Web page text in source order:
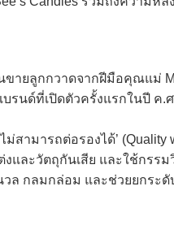
ายลูกกวาดจากฝีมือคุณแม่
รนด์ที่เปิดตัวครั้งแรกในปี ค.
ามารถต่อรองได้’ (Quality
และวัตถุกันเสีย และใช้กรรม
กลมกล่อม และช่วยยกระดั